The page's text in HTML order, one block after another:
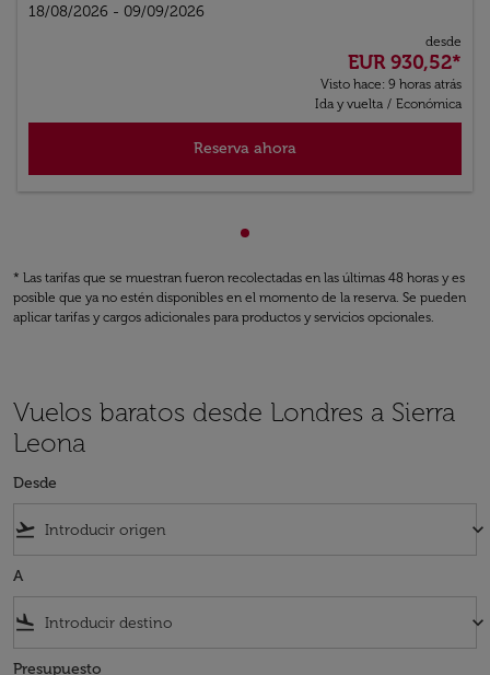
18/08/2026 - 09/09/2026
desde
EUR 930,52*
Visto hace: 9 horas atrás
Ida y vuelta / Económica
Reserva ahora
Mostrando cmp-pagination-
* Las tarifas que se muestran fueron recolectadas en las últimas 48 horas y es
posible que ya no estén disponibles en el momento de la reserva. Se pueden
aplicar tarifas y cargos adicionales para productos y servicios opcionales.
Vuelos baratos desde Londres a Sierra
Leona
Desde
flight_takeoff keyboard_arrow_down
A
flight_land keyboard_arrow_down
Presupuesto